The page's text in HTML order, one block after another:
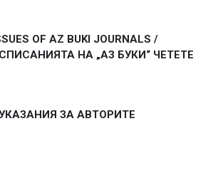
OF AZ BUKI JOURNALS /
НА „АЗ БУКИ“ ЧЕТЕТЕ
/ УКАЗАНИЯ ЗА АВТОРИТЕ